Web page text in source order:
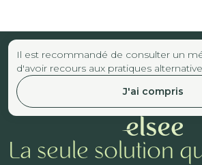
Il est recommandé de consulter un
d'avoir recours aux pratiques
J'ai compris
La seule solution